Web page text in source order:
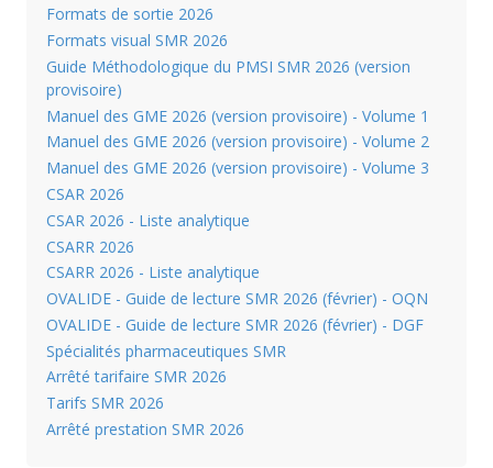
Formats de sortie 2026
Formats visual SMR 2026
Guide Méthodologique du PMSI SMR 2026 (version
provisoire)
Manuel des GME 2026 (version provisoire) - Volume 1
Manuel des GME 2026 (version provisoire) - Volume 2
Manuel des GME 2026 (version provisoire) - Volume 3
CSAR 2026
CSAR 2026 - Liste analytique
CSARR 2026
CSARR 2026 - Liste analytique
OVALIDE - Guide de lecture SMR 2026 (février) - OQN
OVALIDE - Guide de lecture SMR 2026 (février) - DGF
Spécialités pharmaceutiques SMR
Arrêté tarifaire SMR 2026
Tarifs SMR 2026
Arrêté prestation SMR 2026